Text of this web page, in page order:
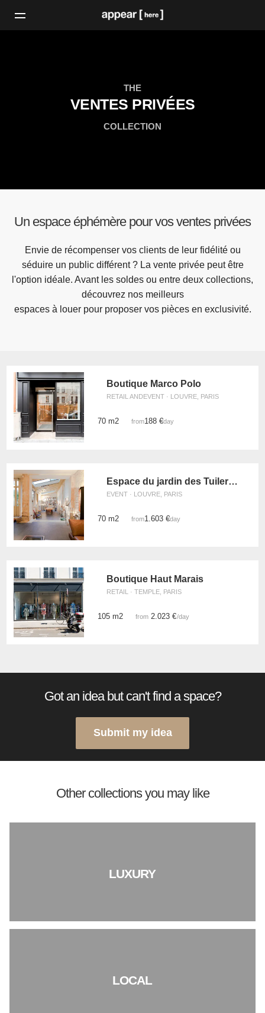
THE
VENTES PRIVÉES
COLLECTION
Un espace éphémère pour vos ventes privées
Envie de récompenser vos clients de leur fidélité ou
séduire un public différent ? La vente privée peut être
l'option idéale. Avant les soldes ou entre deux collections,
découvrez nos meilleurs
espaces à louer pour proposer vos pièces en exclusivité.
Boutique Marco Polo
RETAIL ANDEVENT · LOUVRE, PARIS
70 m2 from188 €/day
Espace du jardin des Tuileries
EVENT · LOUVRE, PARIS
70 m2 from1.603 €/day
Boutique Haut Marais
RETAIL · TEMPLE, PARIS
105 m2 from2.023 €/day
Got an idea but can't find a space?
Submit my idea
Other collections you may like
LUXURY
LOCAL